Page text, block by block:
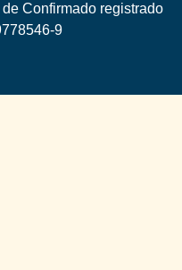
Confirmado registrado
9